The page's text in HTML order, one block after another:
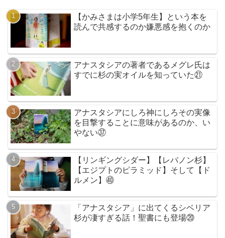
【かみさまは小学5年生】という本を
読んで共感するのか嫌悪感を抱くのか
アナスタシアの著者であるメグレ氏は
すでに杉の実オイルを知っていた㉑
アナスタシアにしろ神にしろその実像
を目撃することに意味があるのか、い
やない㊲
【リンギングシダー】【レバノン杉】
【エジプトのピラミッド】そして【ド
ルメン】㊵
「アナスタシア」に出てくるシベリア
杉が凄すぎる話！聖書にも登場⑳